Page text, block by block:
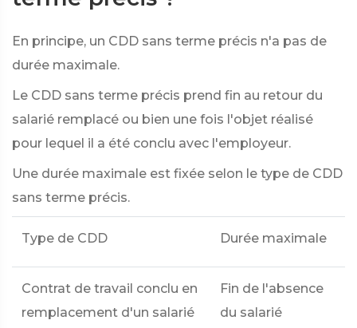
En principe, un CDD sans terme précis n'a pas de
durée maximale.
Le CDD sans terme précis prend fin au retour du
salarié remplacé ou bien une fois l'objet réalisé
pour lequel il a été conclu avec l'employeur.
Une durée maximale est fixée selon le type de CDD
sans terme précis.
Type de CDD Durée maximale
Contrat de travail conclu en
remplacement d'un salarié
Fin de l'absence
du salarié